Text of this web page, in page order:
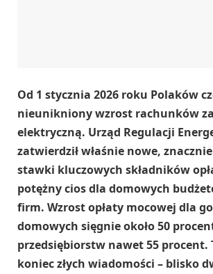
Od 1 stycznia 2026 roku Polaków
nieunikniony wzrost rachunków
elektryczną. Urząd Regulacji
zatwierdził właśnie nowe,
stawki kluczowych składników
potężny cios dla domowych
firm. Wzrost opłaty mocowej dla
domowych sięgnie około 50
przedsiębiorstw nawet 55 procent.
koniec złych wiadomości – blisko